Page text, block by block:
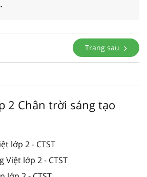
Trang sau
2 Chân trời sáng tạo
lớp 2 - CTST
Việt lớp 2 - CTST